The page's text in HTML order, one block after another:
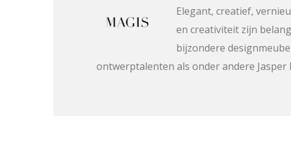
Elegant, creatief,
en creativiteit zijn
bijzondere
ontwerptalenten als onder andere Jasper